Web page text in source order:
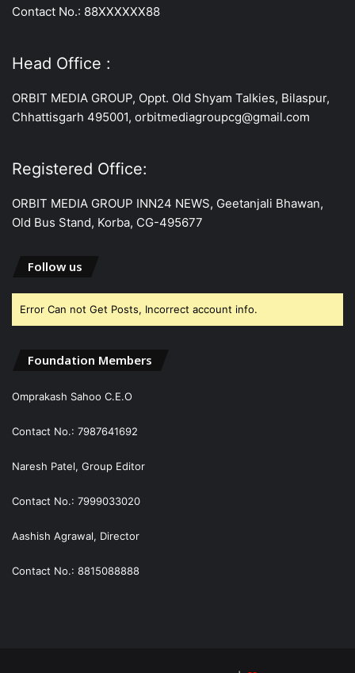
Contact No.: 88XXXXXX88
Head Office :
ORBIT MEDIA GROUP, Oppt. Old Shyam Talkies, Bilaspur,
Chhattisgarh 495001, orbitmediagroupcg@gmail.com
Registered Office:
ORBIT MEDIA GROUP INN24 NEWS, Geetanjali Bhawan,
Old Bus Stand, Korba, CG-495677
Follow us
Error Can not Get Posts, Incorrect account info.
Foundation Members
Omprakash Sahoo C.E.O
Contact No.: 7987641692
Naresh Patel, Group Editor
Contact No.: 7999033020
Aashish Agrawal, Director
Contact No.: 8815088888